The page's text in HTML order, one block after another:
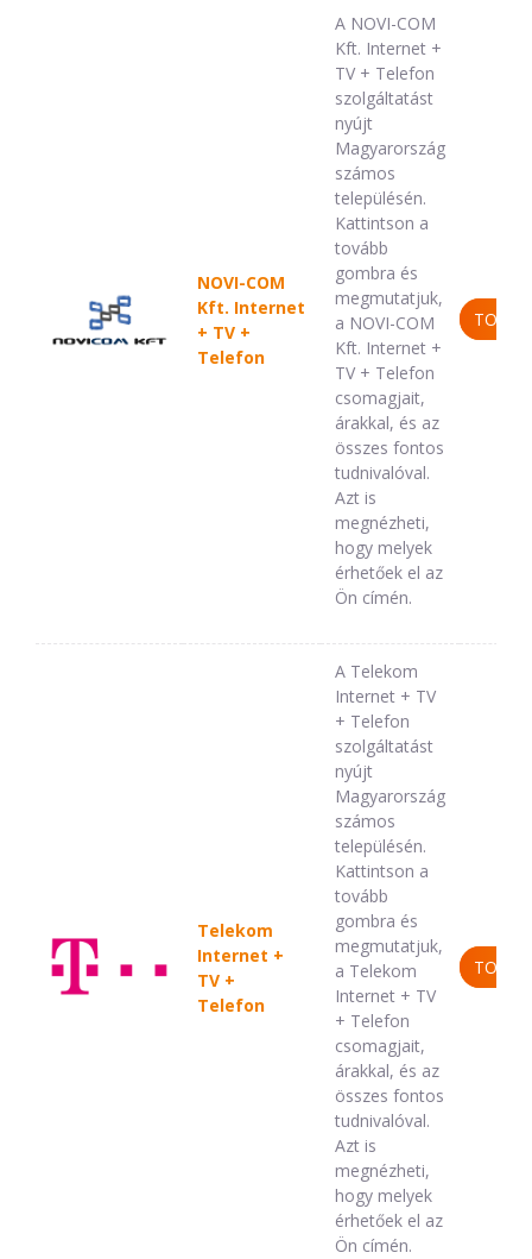
NOVI-COM
Kft. Internet
+ TV +
Telefon
A NOVI-COM
Kft. Internet +
TV + Telefon
szolgáltatást
nyújt
Magyarország
számos
településén.
Kattintson a
tovább
gombra és
megmutatjuk,
a NOVI-COM
Kft. Internet +
TV + Telefon
csomagjait,
árakkal, és az
összes fontos
tudnivalóval.
Azt is
megnézheti,
hogy melyek
érhetőek el az
Ön címén.
Telekom
Internet +
TV +
Telefon
A Telekom
Internet + TV
+ Telefon
szolgáltatást
nyújt
Magyarország
számos
településén.
Kattintson a
tovább
gombra és
megmutatjuk,
a Telekom
Internet + TV
+ Telefon
csomagjait,
árakkal, és az
összes fontos
tudnivalóval.
Azt is
megnézheti,
hogy melyek
érhetőek el az
Ön címén.